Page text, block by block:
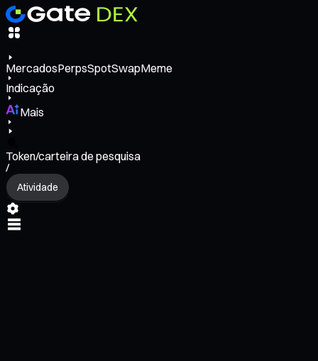
MercadosPerpsSpotSwapMeme
Indicação
Mais
Token/carteira de pesquisa
/
Atividade